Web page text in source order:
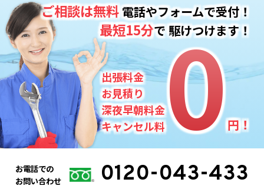
出張料金
お見積り
深夜早朝料金
キャンセル料0
0円！
ご相談は無料電話やフォームで受付！
最短15分で駆けつけます！
お電話での
お問い合わせ
0120-043-433